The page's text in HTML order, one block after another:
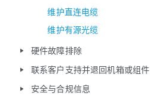
维护直连电缆
维护有源光缆
play_arrow 硬件故障排除
play_arrow 联系客户支持并退回机箱或组件
play_arrow 安全与合规信息